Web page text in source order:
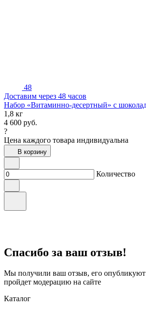
48
Доставим через 48 часов
Набор «Витаминно-десертный» с
1,8 кг
4 600 руб.
?
Цена каждого товара индивидуальна
В корзину
Количество
Спасибо за ваш отзыв!
Мы получили ваш отзыв, его опубликуют
пройдет модерацию на сайте
Каталог